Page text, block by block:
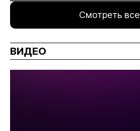
Смотреть все
ВИДЕО